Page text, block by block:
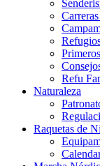
Refu
Naturaleza
Raquetas de